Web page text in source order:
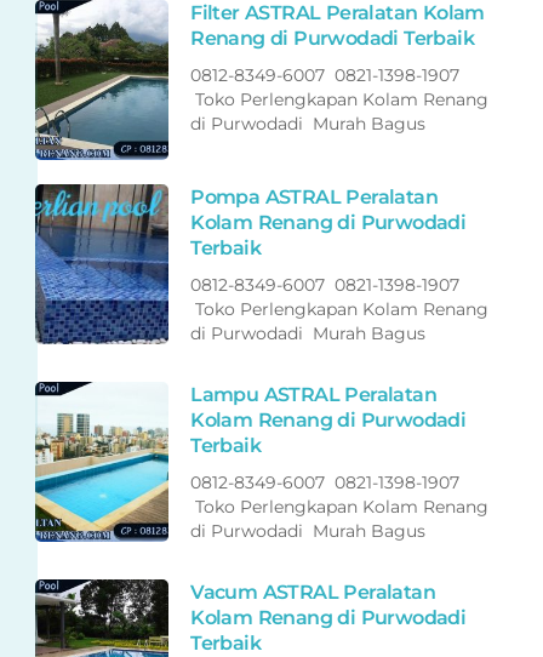
Filter ASTRAL Peralatan Kolam
Renang di Purwodadi Terbaik
0812-8349-6007 0821-1398-1907
Toko Perlengkapan Kolam Renang
di Purwodadi Murah Bagus
Pompa ASTRAL Peralatan
Kolam Renang di Purwodadi
Terbaik
0812-8349-6007 0821-1398-1907
Toko Perlengkapan Kolam Renang
di Purwodadi Murah Bagus
Lampu ASTRAL Peralatan
Kolam Renang di Purwodadi
Terbaik
0812-8349-6007 0821-1398-1907
Toko Perlengkapan Kolam Renang
di Purwodadi Murah Bagus
Vacum ASTRAL Peralatan
Kolam Renang di Purwodadi
Terbaik